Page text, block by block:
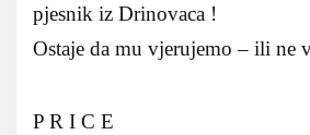
pjesnik iz Drinovaca !
Ostaje da mu vjerujemo – ili ne
P R I C E